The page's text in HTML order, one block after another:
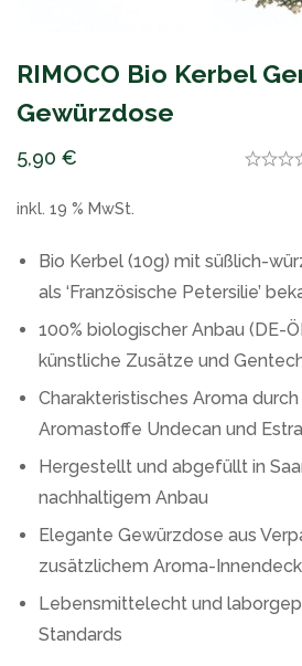
RIMOCO Bio Kerbel
Gewürzdose
5,90 €
inkl. 19 % MwSt.
Bio Kerbel (10g) mit süßlich-
als ‘Französische Petersilie’
100% biologischer Anbau (DE-
künstliche Zusätze und
Charakteristisches Aroma
Aromastoffe Undecan und
Hergestellt und abgefüllt in
nachhaltigem Anbau
Elegante Gewürzdose aus
zusätzlichem Aroma-
Lebensmittelecht und
Standards